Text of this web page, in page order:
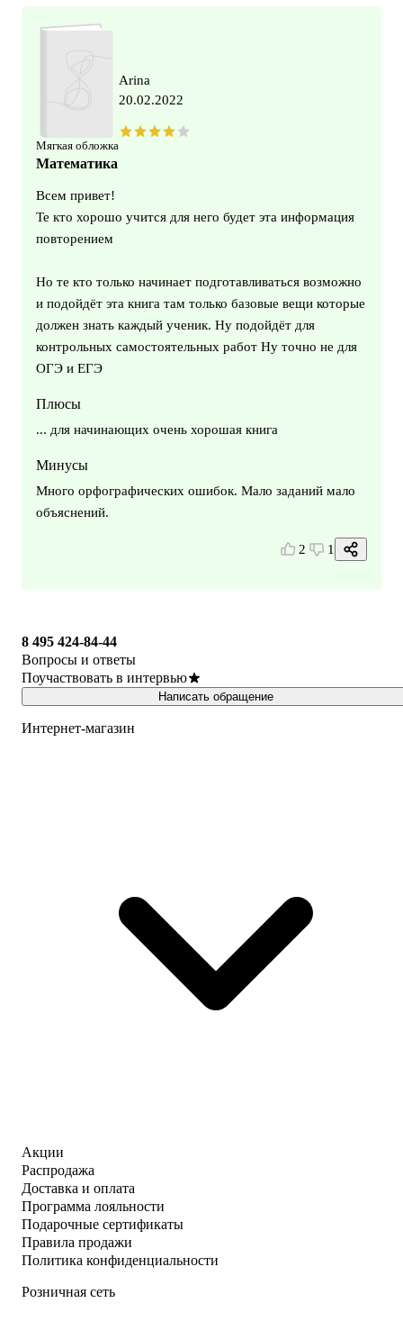
Мягкая обложка
Arina
20.02.2022
Математика
Всем привет!
Те кто хорошо учится для него будет эта информация
повторением
Но те кто только начинает подготавливаться возможно
и подойдёт эта книга там только базовые вещи которые
должен знать каждый ученик. Ну подойдёт для
контрольных самостоятельных работ Ну точно не для
ОГЭ и ЕГЭ
Плюсы
... для начинающих очень хорошая книга
Минусы
Много орфографических ошибок. Мало заданий мало
объяснений.
2 1
8 495 424-84-44
Вопросы и ответы
Поучаствовать в интервью
Написать обращение
Интернет-магазин
Акции
Распродажа
Доставка и оплата
Программа лояльности
Подарочные сертификаты
Правила продажи
Политика конфиденциальности
Розничная сеть